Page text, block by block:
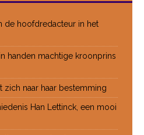
de hoofdredacteur in het
handen machtige kroonprins
naar haar bestemming
Han Lettinck, een mooi